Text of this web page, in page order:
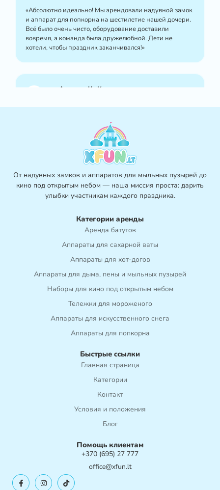
«Абсолютно идеально! Мы арендовали надувной замок
и аппарат для попкорна на шестилетие нашей дочери.
Всё было очень чисто, оборудование доставили
вовремя, а команда была дружелюбной. Дети не
хотели, чтобы праздник заканчивался!»
—Андрюс К., Каунас
несколько минут превратился в зону развлечений.
Забронировать было просто - мы сделали это через
WhatsApp, а команда Xfun позаботилась обо всём.
Очень рекомендую!»
—Айсте K., Каунас
«Мы воспользовались услугами xfun.lt на празднике по
случаю окончания учебного года в детском саду —
дети были просто в восторге! Особенно всем
понравились тележка с хот-догами и аппарат для
мыльных пузырей. Спасибо, что помогли создать по-
настоящему волшебный день!»
От надувных замков и аппаратов для мыльных пузырей до
кино под открытым небом — наша миссия проста: дарить
улыбки участникам каждого праздника.
Категории аренды
Аренда батутов
Аппараты для сахарной ваты
Аппараты для хот-догов
Аппараты для дыма, пены и мыльных пузырей
Наборы для кино под открытым небом
Тележки для мороженого
Аппараты для искусственного снега
Аппараты для попкорна
Быстрые ссылки
Главная страница
Категории
Контакт
Условия и положения
Блог
Помощь клиентам
+370 (695) 27 777
office@xfun.lt